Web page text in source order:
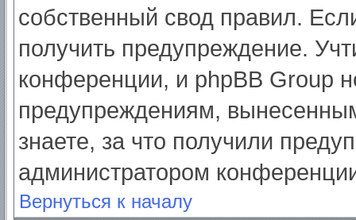
собственный свод правил.
получить предупреждение.
конференции, и phpBB Group
предупреждениям,
знаете, за что получили
администратором
Вернуться к началу